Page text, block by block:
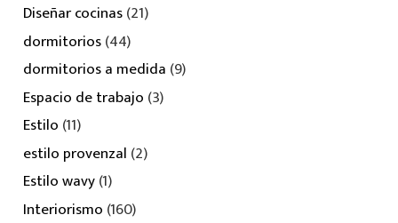
Diseñar cocinas(21)
dormitorios(44)
dormitorios a medida (9)
Espacio de trabajo (3)
Estilo (11)
estilo provenzal (2)
Estilo wavy(1)
Interiorismo (160)